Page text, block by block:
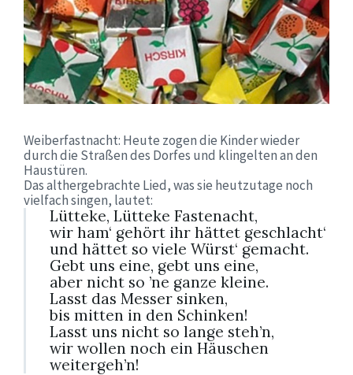
Weiberfastnacht: Heute zogen die Kinder wieder
durch die Straßen des Dorfes und klingelten an den
Haustüren.
Das althergebrachte Lied, was sie heutzutage noch
vielfach singen, lautet:
Lütteke, Lütteke Fastenacht,
wir ham‘ gehört ihr hättet geschlacht‘
und hättet so viele Würst‘ gemacht.
Gebt uns eine, gebt uns eine,
aber nicht so ’ne ganze kleine.
Lasst das Messer sinken,
bis mitten in den Schinken!
Lasst uns nicht so lange steh’n,
wir wollen noch ein Häuschen
weitergeh’n!